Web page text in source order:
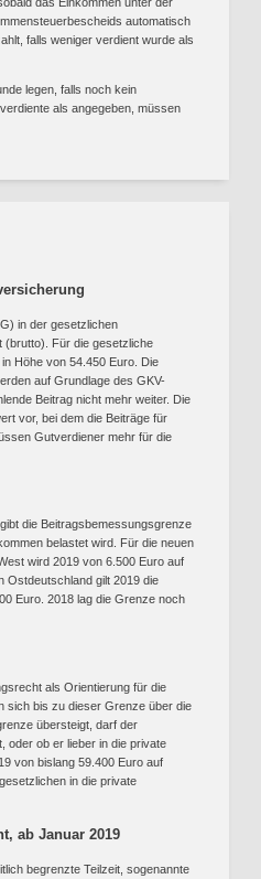
das Einkommen unter der
automatisch
falls weniger verdient wurde als
legen, falls noch kein
als angegeben, müssen
in der gesetzlichen
(brutto). Für die gesetzliche
Höhe von 54.450 Euro. Die
auf Grundlage des GKV-
Beitrag nicht mehr weiter. Die
vor, bei dem die Beiträge für
Gutverdiener mehr für die
die Beitragsbemessungsgrenze
belastet wird. Für die neuen
wird 2019 von 6.500 Euro auf
Ostdeutschland gilt 2019 die
Euro. 2018 lag die Grenze noch
als Orientierung für die
sich bis zu dieser Grenze über die
übersteigt, darf der
oder ob er lieber in die private
von bislang 59.400 Euro auf
in die private
ab Januar 2019
begrenzte Teilzeit, sogenannte